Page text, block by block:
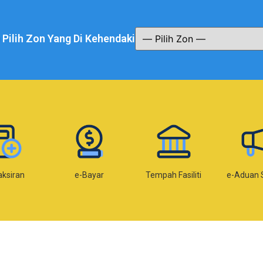
Pilih Zon Yang Di Kehendaki
Tempah Fasiliti e-Aduan SISPAA e-